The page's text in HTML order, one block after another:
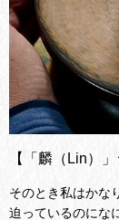
【「麟（Lin）
そのとき私はかな
迫っているのにな